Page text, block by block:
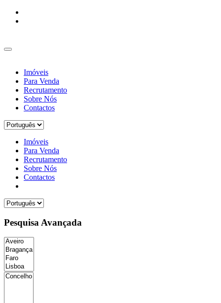
Imóveis
Para Venda
Recrutamento
Sobre Nós
Contactos
Imóveis
Para Venda
Recrutamento
Sobre Nós
Contactos
Pesquisa Avançada